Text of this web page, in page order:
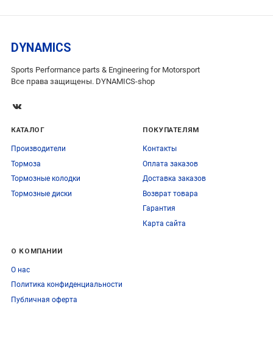
DYNAMICS
Sports Performance parts & Engineering for Motorsport
Все права защищены. DYNAMICS-shop
КАТАЛОГ
Производители
Тормоза
Тормозные колодки
Тормозные диски
ПОКУПАТЕЛЯМ
Контакты
Оплата заказов
Доставка заказов
Возврат товара
Гарантия
Карта сайта
О КОМПАНИИ
О нас
Политика конфиденциальности
Публичная оферта